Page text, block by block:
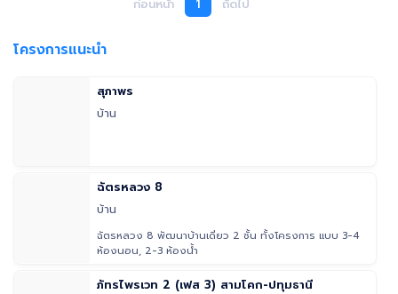
เผื่อต่อรอง ทักมาคุยกันก่อนได้ครับ เจ้าของใจดี) 📞 สนใจติดต่อสอบถาม/นัดดู
ก่อนหน้า 1 ถัดไป
โครงการแนะนำ
สุภาพร
บ้าน
ฉัตรหลวง 8
บ้าน
ฉัตรหลวง 8 พัฒนาบ้านเดี่ยว 2 ชั้น ทั้งโครงการ แบบ 3-4
ห้องนอน, 2-3 ห้องน้ำ
ภัทรไพรเวท 2 (เฟส 3) สามโคก-ปทุมธานี